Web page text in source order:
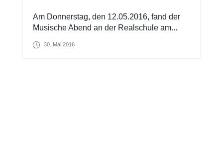
Am Donnerstag, den 12.05.2016, fand der
Musische Abend an der Realschule am...
30. Mai 2016